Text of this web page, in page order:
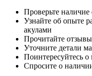
Проверьте
Узнайте об опыте
акулами
Прочитайте
Уточните детали
Поинтересуйтесь о
Спросите о